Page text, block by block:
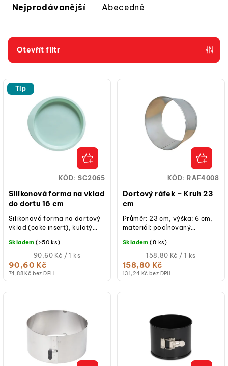
r
d
Nejprodávanější Abecedně
Otevřít filtr
ý
d
u
k
ů
Tip
Silikonová forma na vklad
do dortu 16 cm
74,88 Kč bez DPH
90,60 Kč
Měrná
cena:
90,60 Kč / 1 ks
Skladem (>50 ks)
Silikonová forma na dortový
vklad (cake insert), kulatý
silikon, hladký povrch,
vhodná...
KÓD:SC2065
Dortový ráfek – Kruh 23
cm
131,24 Kč bez DPH
158,80 Kč
Měrná
cena:
158,80 Kč / 1 ks
Skladem (8 ks)
Průměr: 23 cm, výška: 6 cm,
materiál: pocínovaný
pro krátkodobý styk s...
KÓD: RAF4008